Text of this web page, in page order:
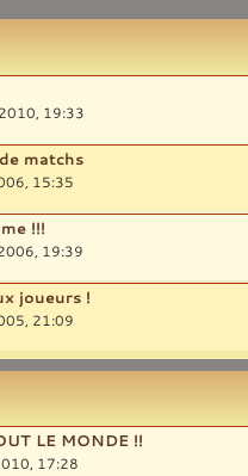
19:33
matchs
15:35
!!!
19:39
joueurs !
21:09
LE MONDE !!
17:28